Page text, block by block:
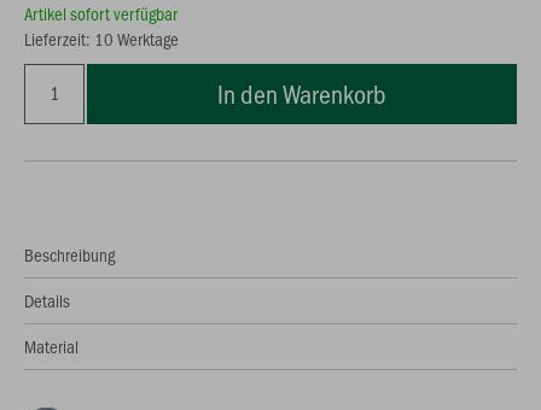
Artikel sofort verfügbar
Lieferzeit: 10 Werktage
In den Warenkorb
Beschreibung
Details
Material